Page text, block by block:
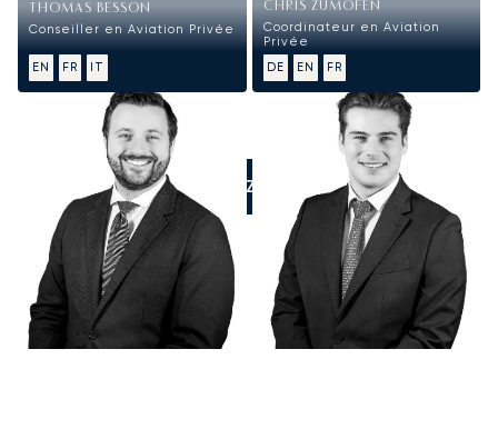
THOMAS BESSON
Conseiller en Aviation Privée
EN FR IT
CHRIS ZUMOFEN
Coordinateur en Aviation
Privée
DE
EN FR
APPELEZ-NOUS